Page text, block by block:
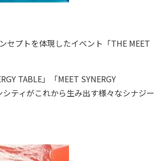
プトを体現したイベント「THE MEET
TABLE」「MEET SYNERGY
ティがこれから生み出す様々なシナジー